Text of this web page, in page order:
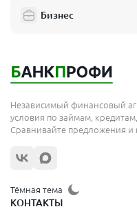
Бизнес
Независимый финансовый
условия по займам,
Сравнивайте предложения и
Тёмная тема
КОНТАКТЫ